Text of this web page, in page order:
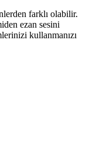
farklı olabilir.
ezan sesini
kullanmanızı